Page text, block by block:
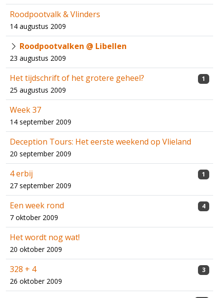
Roodpootvalk & Vlinders
14 augustus 2009
Roodpootvalken @ Libellen
23 augustus 2009
Het tijdschrift of het grotere geheel?
25 augustus 2009
1
Week 37
14 september 2009
Deception Tours: Het eerste weekend op Vlieland
20 september 2009
4 erbij
27 september 2009
1
Een week rond
7 oktober 2009
4
Het wordt nog wat!
20 oktober 2009
328 + 4
26 oktober 2009
3